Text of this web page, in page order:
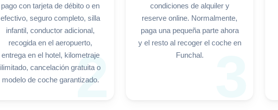
2
pago con tarjeta de débito o en
efectivo, seguro completo, silla
infantil, conductor adicional,
recogida en el aeropuerto,
entrega en el hotel, kilometraje
ilimitado, cancelación gratuita o
modelo de coche garantizado.
condiciones de alquiler y
reserve online. Normalmente,
paga una pequeña parte ahora
y el resto al recoger el coche en
Funchal.